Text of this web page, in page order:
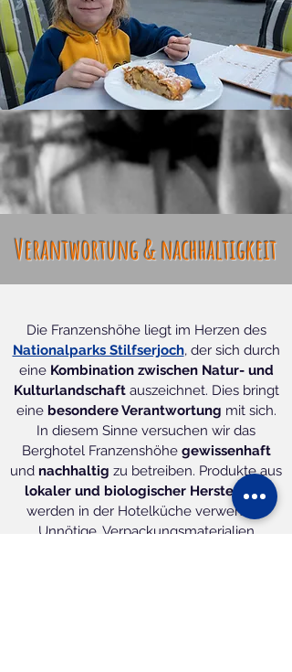
Verantwortung & nachhaltigkeit
Die Franzenshöhe liegt im Herzen des
Nationalparks Stilfserjoch, der sich durch
eine Kombination zwischen Natur- und
Kulturlandschaft auszeichnet. Dies bringt
eine besondere Verantwortung mit sich.
In diesem Sinne versuchen wir das
Berghotel Franzenshöhe gewissenhaft
und nachhaltig zu betreiben. Produkte aus
lokaler und biologischer Herstellung
werden in der Hotelküche verwendet.
Unnötige, Verpackungsmaterialien